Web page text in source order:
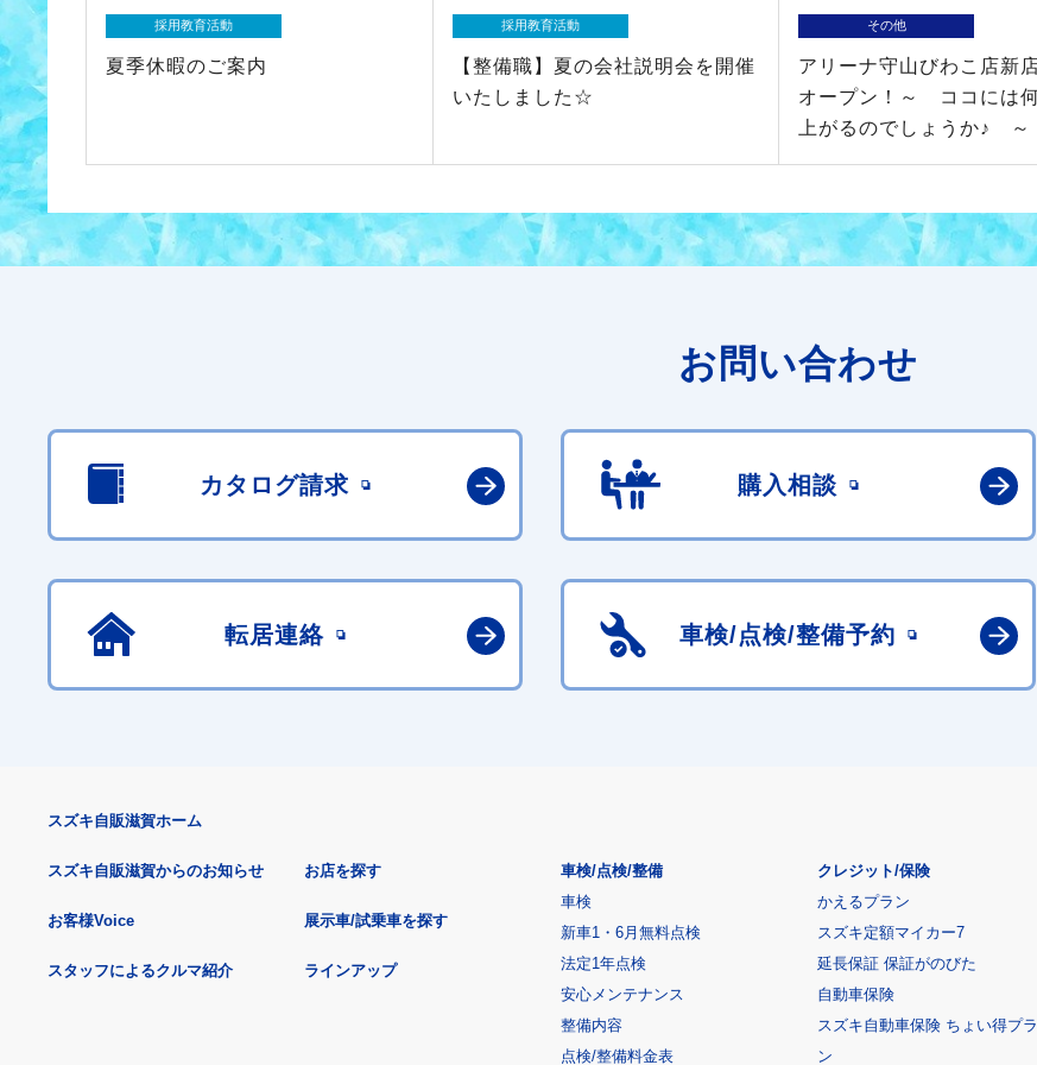
採用教育活動
夏季休暇のご案内
採用教育活動
【整備職】夏の会社説明会を開催
いたしました☆
その他
アリーナ守山びわこ店新
オープン！～ ココには
上がるのでしょうか♪ ～
お問い合わせ
カタログ請求 購入相談
転居連絡 車検/点検/整備予約
スズキ自販滋賀ホーム
スズキ自販滋賀からのお知らせ
お客様Voice
スタッフによるクルマ紹介
お店を探す
展示車/試乗車を探す
ラインアップ
車検/点検/整備
車検
新車1・6月無料点検
法定1年点検
安心メンテナンス
整備内容
点検/整備料金表
クレジット/保険
かえるプラン
スズキ定額マイカー7
延長保証 保証がのびた
自動車保険
スズキ自動車保険 ちょい得プラ
ン